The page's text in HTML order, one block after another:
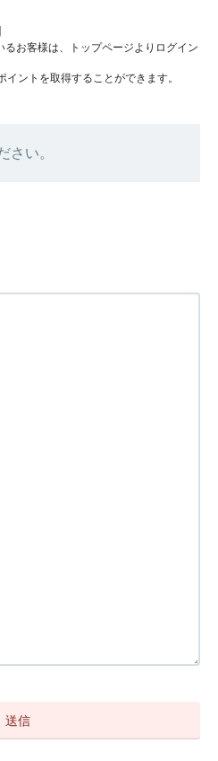
お客様は、トップページよりログイン
ントを取得することができます。
さい。